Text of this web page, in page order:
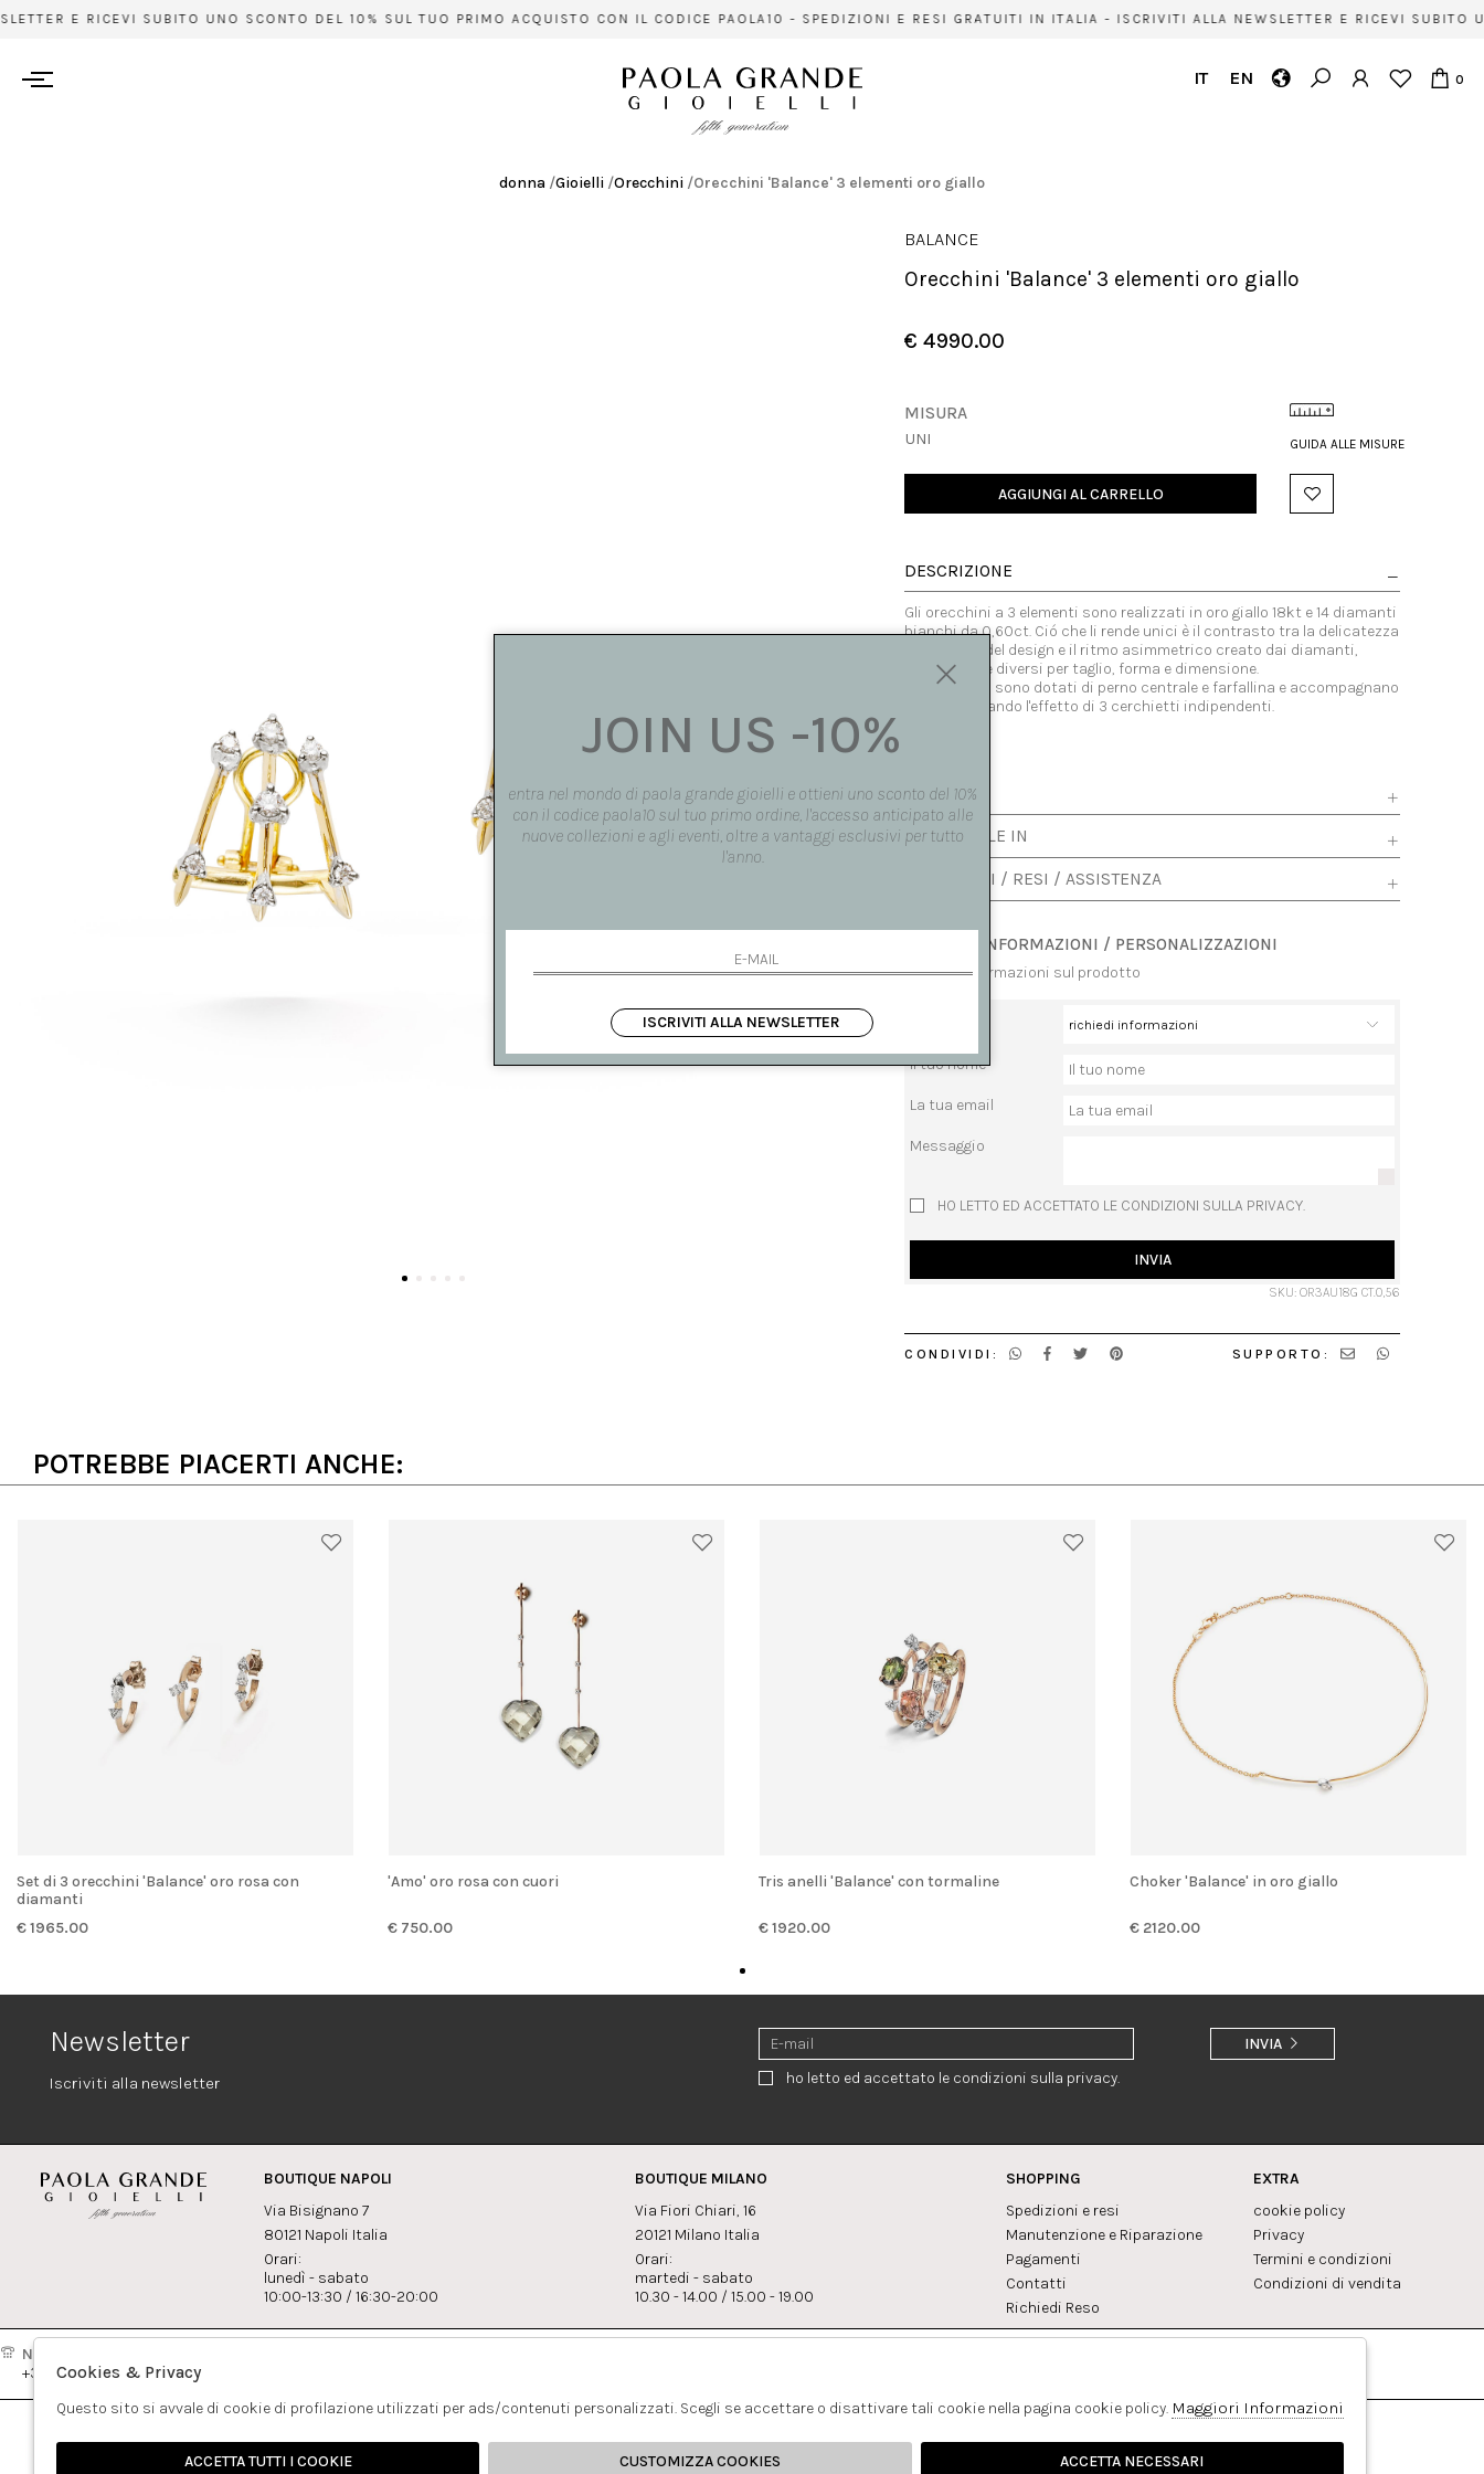
E RICEVI SUBITO UNO SCONTO DEL 10% SUL TUO PRIMO ACQUISTO CON IL CODICE PAOLA10 - SPEDIZIONI E RESI GRATUITI IN ITALIA - ISCRIVITI ALLA NEWSLETTER E RICEVI
IT EN 0
donna /Gioielli /Orecchini /Orecchini 'Balance' 3 elementi oro giallo
BALANCE
Orecchini 'Balance' 3 elementi oro giallo
€ 4990.00
GUIDA ALLE MISURE
MISURA
UNI
AGGIUNGI AL CARRELLO
DESCRIZIONE
Gli orecchini a 3 elementi sono realizzati in oro giallo 18kt e 14 diamanti
bianchi da 0,60ct. Ció che li rende unici è il contrasto tra la delicatezza
e austerità del design e il ritmo asimmetrico creato dai diamanti,
volutamente diversi per taglio, forma e dimensione.
Gli orecchini sono dotati di perno centrale e farfallina e accompagnano
il lobo simulando l'effetto di 3 cerchietti indipendenti.
MISURA
DISPONIBILE IN
SPEDIZIONI / RESI / ASSISTENZA
RICHIEDI INFORMAZIONI / PERSONALIZZAZIONI
richiedi informazioni sul prodotto
Il tuo nome
La tua email
Messaggio
HO LETTO ED ACCETTATO LE CONDIZIONI SULLA PRIVACY.
INVIA
SKU: OR3AU18G CT.0,56
CONDIVIDI: SUPPORTO:
POTREBBE PIACERTI ANCHE:
Set di 3 orecchini 'Balance' oro rosa con
diamanti
€ 1965.00
'Amo' oro rosa con cuori
€ 750.00
Tris anelli 'Balance' con tormaline
€ 1920.00
Choker 'Balance' in oro giallo
€ 2120.00
Newsletter
Iscriviti alla newsletter ho letto ed accettato le condizioni sulla privacy.
INVIA
BOUTIQUE NAPOLI
Via Bisignano 7
80121 Napoli Italia
Orari:
lunedì - sabato
10:00-13:30 / 16:30-20:00
BOUTIQUE MILANO
Via Fiori Chiari, 16
20121 Milano Italia
Orari:
martedi - sabato
10.30 - 14.00 / 15.00 - 19.00
SHOPPING
Spedizioni e resi
Manutenzione e Riparazione
Pagamenti
Contatti
Richiedi Reso
EXTRA
cookie policy
Privacy
Termini e condizioni
Condizioni di vendita
Napoli:
+39081417308
JOIN US -10%
entra nel mondo di paola grande gioielli e ottieni uno sconto del 10%
con il codice paola10 sul tuo primo ordine, l'accesso anticipato alle
nuove collezioni e agli eventi, oltre a vantaggi esclusivi per tutto
l'anno.
ISCRIVITI ALLA NEWSLETTER
Cookies & Privacy
Questo sito si avvale di cookie di profilazione utilizzati per ads/contenuti personalizzati. Scegli se accettare o disattivare tali cookie nella pagina cookie policy. Maggiori Informazioni
ACCETTA TUTTI I COOKIE CUSTOMIZZA COOKIES ACCETTA NECESSARI